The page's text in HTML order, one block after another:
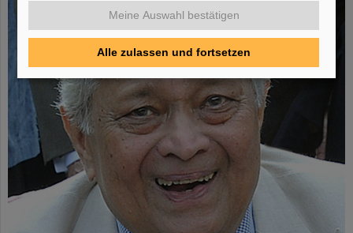
Meine Auswahl bestätigen
Alle zulassen und fortsetzen